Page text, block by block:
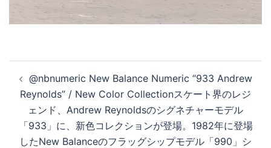
稿
ナ
ゲ
@nbnumeric New Balance Numeric “933 Andrew
Reynolds” / New Color Collectionスケート界のレジ
ェンド、Andrew Reynoldsのシグネチャーモデル
「933」に、新色コレクションが登場。1982年に登場
したNew Balanceのフラッグシップモデル「990」シ